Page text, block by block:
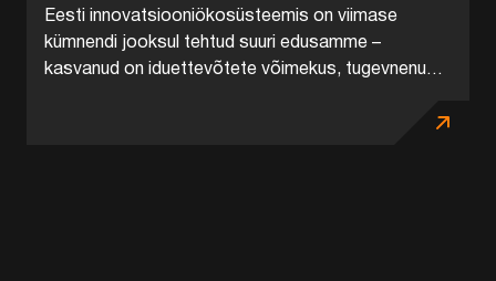
Eesti innovatsiooniökosüsteemis on viimase
kümnendi jooksul tehtud suuri edusamme –
kasvanud on iduettevõtete võimekus, tugevnenud
avatud innovatsioonihangetele. Kuid ökosüsteemi